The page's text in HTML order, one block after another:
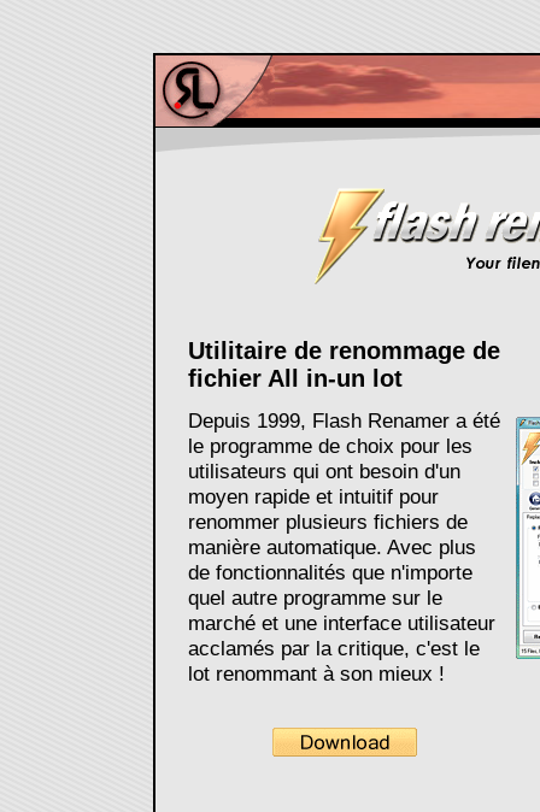
Utilitaire de renommage de
fichier All in-un lot
Depuis 1999, Flash Renamer a été
le programme de choix pour les
utilisateurs qui ont besoin d'un
moyen rapide et intuitif pour
renommer plusieurs fichiers de
manière automatique. Avec plus
de fonctionnalités que n'importe
quel autre programme sur le
marché et une interface utilisateur
acclamés par la critique, c'est le
lot renommant à son mieux !